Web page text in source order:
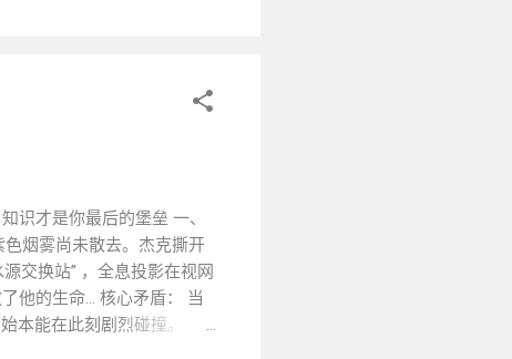
障碍突破等30+具体场景解
—— 书评人精辟总结 第三
数字工具结合的创新路
识才是你最后的堡垒 一、
烟雾尚未散去。杰克撕开
交换站” ，全息投影在视网
他的生命… 核心矛盾： 当
本能在此刻剧烈碰撞。